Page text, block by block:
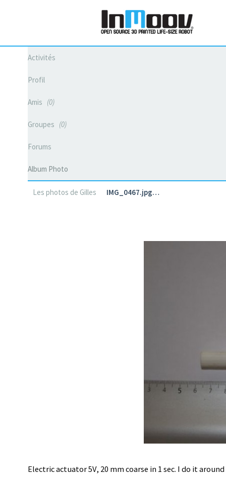
Activités
Profil
Amis 0
Groupes 0
Forums
Album Photo
Les photos de Gilles IMG_0467.jpg…
Electric actuator 5V, 20 mm coarse in 1 sec. I do it